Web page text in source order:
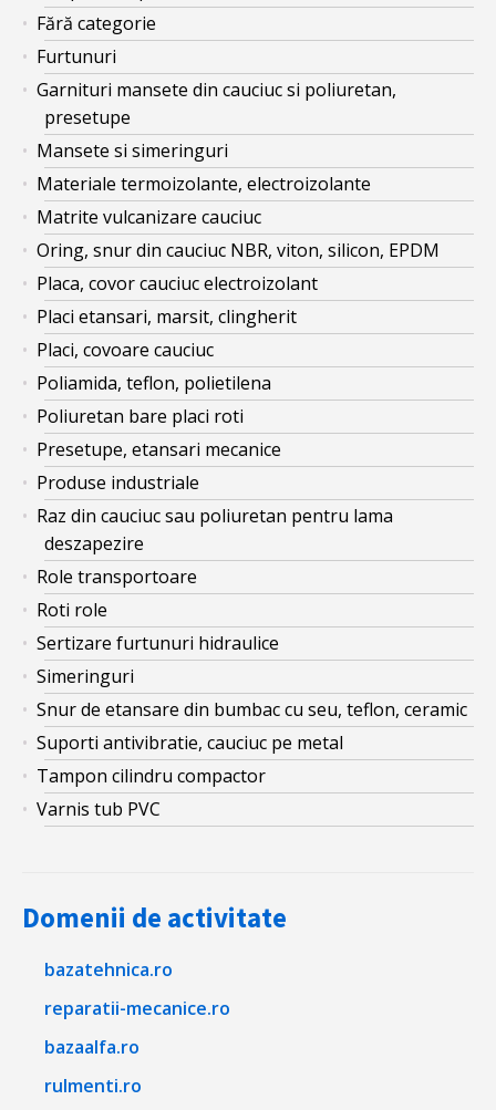
Fără categorie
Furtunuri
Garnituri mansete din cauciuc si poliuretan,
presetupe
Mansete si simeringuri
Materiale termoizolante, electroizolante
Matrite vulcanizare cauciuc
Oring, snur din cauciuc NBR, viton, silicon, EPDM
Placa, covor cauciuc electroizolant
Placi etansari, marsit, clingherit
Placi, covoare cauciuc
Poliamida, teflon, polietilena
Poliuretan bare placi roti
Presetupe, etansari mecanice
Produse industriale
Raz din cauciuc sau poliuretan pentru lama
deszapezire
Role transportoare
Roti role
Sertizare furtunuri hidraulice
Simeringuri
Snur de etansare din bumbac cu seu, teflon, ceramic
Suporti antivibratie, cauciuc pe metal
Tampon cilindru compactor
Varnis tub PVC
Domenii de activitate
bazatehnica.ro
reparatii-mecanice.ro
bazaalfa.ro
rulmenti.ro